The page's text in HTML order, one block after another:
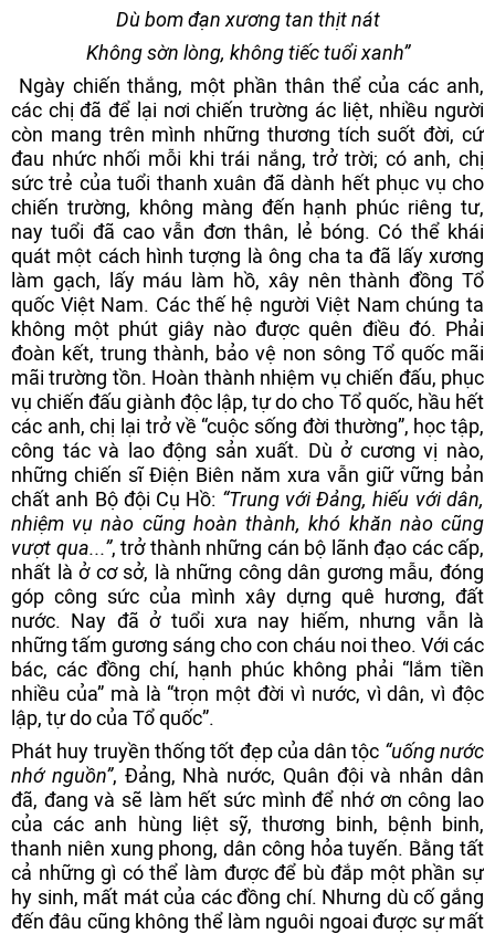
Dù bom đạn xương tan thịt nát
Không sờn lòng, không tiếc tuổi xanh”
Ngày chiến thắng, một phần thân thể của các anh,
các chị đã để lại nơi chiến trường ác liệt, nhiều người
còn mang trên mình những thương tích suốt đời, cứ
đau nhức nhối mỗi khi trái nắng, trở trời; có anh, chị
sức trẻ của tuổi thanh xuân đã dành hết phục vụ cho
chiến trường, không màng đến hạnh phúc riêng tư,
nay tuổi đã cao vẫn đơn thân, lẻ bóng. Có thể khái
quát một cách hình tượng là ông cha ta đã lấy xương
làm gạch, lấy máu làm hồ, xây nên thành đồng Tổ
quốc Việt Nam. Các thế hệ người Việt Nam chúng ta
không một phút giây nào được quên điều đó. Phải
đoàn kết, trung thành, bảo vệ non sông Tổ quốc mãi
mãi trường tồn. Hoàn thành nhiệm vụ chiến đấu, phục
vụ chiến đấu giành độc lập, tự do cho Tổ quốc, hầu hết
các anh, chị lại trở về “cuộc sống đời thường”, học tập,
công tác và lao động sản xuất. Dù ở cương vị nào,
những chiến sĩ Điện Biên năm xưa vẫn giữ vững bản
chất anh Bộ đội Cụ Hồ: “Trung với Đảng, hiếu với dân,
nhiệm vụ nào cũng hoàn thành, khó khăn nào cũng
vượt qua...”, trở thành những cán bộ lãnh đạo các cấp,
nhất là ở cơ sở, là những công dân gương mẫu, đóng
góp công sức của mình xây dựng quê hương, đất
nước. Nay đã ở tuổi xưa nay hiếm, nhưng vẫn là
những tấm gương sáng cho con cháu noi theo. Với các
bác, các đồng chí, hạnh phúc không phải “lắm tiền
nhiều của” mà là “trọn một đời vì nước, vì dân, vì độc
lập, tự do của Tổ quốc”.
Phát huy truyền thống tốt đẹp của dân tộc “uống nước
nhớ nguồn”, Đảng, Nhà nước, Quân đội và nhân dân
đã, đang và sẽ làm hết sức mình để nhớ ơn công lao
của các anh hùng liệt sỹ, thương binh, bệnh binh,
thanh niên xung phong, dân công hỏa tuyến. Bằng tất
cả những gì có thể làm được để bù đắp một phần sự
hy sinh, mất mát của các đồng chí. Nhưng dù cố gắng
đến đâu cũng không thể làm nguôi ngoai được sự mất